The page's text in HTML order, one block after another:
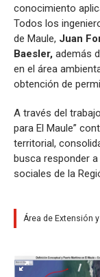
conocimiento
Todos los
de Maule, Juan
Baesler, además
en el área
obtención de
A través del
para El Maule”
territorial,
busca responder
sociales de la
Área de Extensión